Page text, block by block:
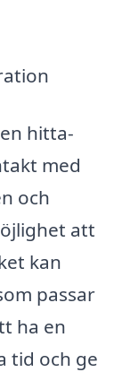
hitta-
med
och
att
kan
passar
ha en
tid och ge